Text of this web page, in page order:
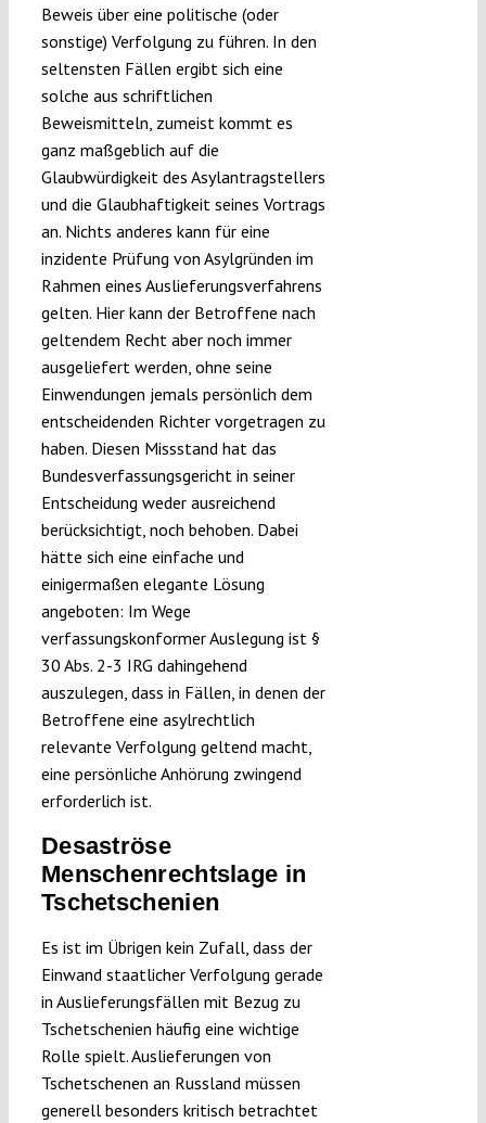
Beweis über eine politische (oder
sonstige) Verfolgung zu führen. In den
seltensten Fällen ergibt sich eine
solche aus schriftlichen
Beweismitteln, zumeist kommt es
ganz maßgeblich auf die
Glaubwürdigkeit des Asylantragstellers
und die Glaubhaftigkeit seines Vortrags
an. Nichts anderes kann für eine
inzidente Prüfung von Asylgründen im
Rahmen eines Auslieferungsverfahrens
gelten. Hier kann der Betroffene nach
geltendem Recht aber noch immer
ausgeliefert werden, ohne seine
Einwendungen jemals persönlich dem
entscheidenden Richter vorgetragen zu
haben. Diesen Missstand hat das
Bundesverfassungsgericht in seiner
Entscheidung weder ausreichend
berücksichtigt, noch behoben. Dabei
hätte sich eine einfache und
einigermaßen elegante Lösung
angeboten: Im Wege
verfassungskonformer Auslegung ist §
30 Abs. 2-3 IRG dahingehend
auszulegen, dass in Fällen, in denen der
Betroffene eine asylrechtlich
relevante Verfolgung geltend macht,
eine persönliche Anhörung zwingend
erforderlich ist.
Desaströse
Menschenrechtslage in
Tschetschenien
Es ist im Übrigen kein Zufall, dass der
Einwand staatlicher Verfolgung gerade
in Auslieferungsfällen mit Bezug zu
Tschetschenien häufig eine wichtige
Rolle spielt. Auslieferungen von
Tschetschenen an Russland müssen
generell besonders kritisch betrachtet